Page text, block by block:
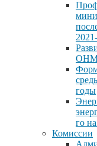
годы
го
Комиссии